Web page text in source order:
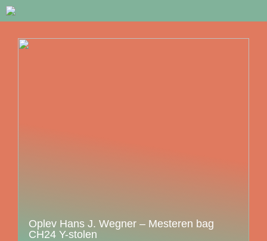
Oplev Hans J. Wegner – Mesteren bag
CH24 Y-stolen